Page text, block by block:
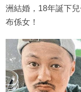
洲結婚，18年誕下
布係女！